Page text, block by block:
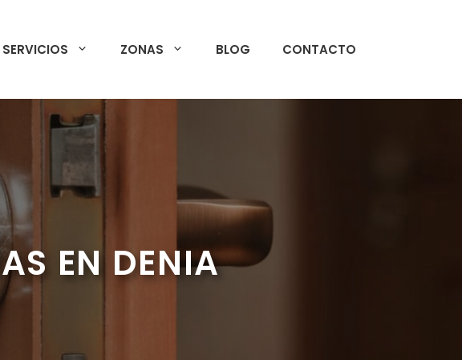
SERVICIOS ZONAS BLOG CONTACTO
EN DENIA